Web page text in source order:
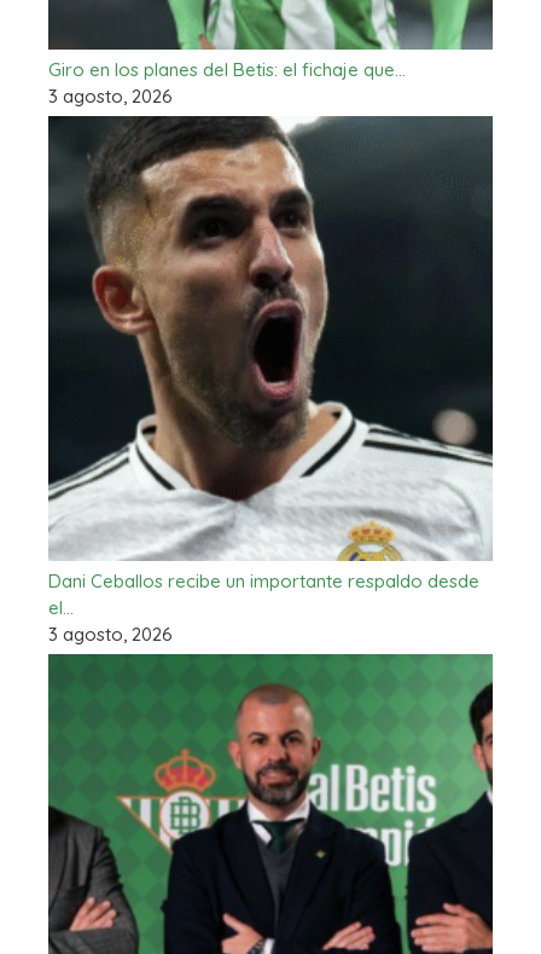
Giro en los planes del Betis: el fichaje que…
3 agosto, 2026
Dani Ceballos recibe un importante respaldo desde
el…
3 agosto, 2026